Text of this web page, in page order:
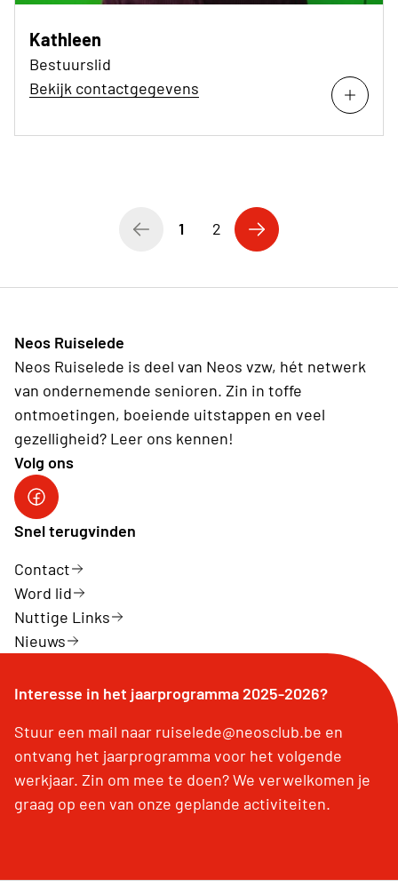
Kathleen
Bestuurslid
Bekijk contactgegevens
1 2
Neos Ruiselede
Neos Ruiselede is deel van Neos vzw, hét netwerk
van ondernemende senioren. Zin in toffe
ontmoetingen, boeiende uitstappen en veel
gezelligheid? Leer ons kennen!
Volg ons
Snel terugvinden
Contact
Word lid
Nuttige Links
Nieuws
Interesse in het jaarprogramma 2025-2026?
Stuur een mail naar ruiselede@neosclub.be en
ontvang het jaarprogramma voor het volgende
werkjaar. Zin om mee te doen? We verwelkomen je
graag op een van onze geplande activiteiten.